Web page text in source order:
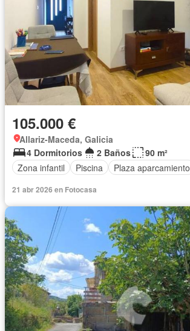
105.000 €
Allariz-Maceda, Galicia
4 Dormitorios
2 Baños
90 m²
Zona infantil
Piscina Plaza aparcamiento
21 abr 2026 en Fotocasa